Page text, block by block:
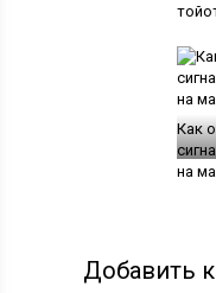
Как
на
Добавить